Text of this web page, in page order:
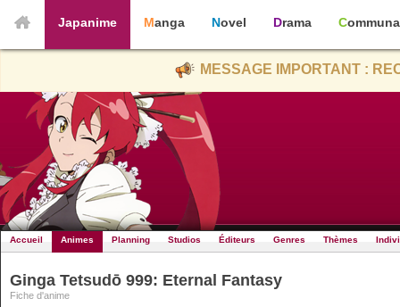
Japanime Manga Novel Drama
MESSAGE IMPORTANT :
Accueil Animes Planning Studios Éditeurs Genres Thèmes
Ginga Tetsudō 999: Eternal Fantasy
Fiche d'anime